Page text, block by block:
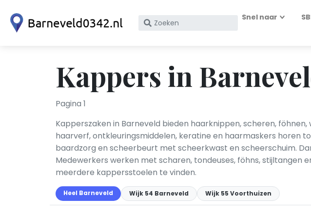
Zoek
KvK
nummer
Snel naar
Kappers in
Pagina 1
Kapperszaken in Barneveld bieden haarknippen, scheren,
haarverf, ontkleuringsmiddelen, keratine en haarmaskers horen
baardzorg en scheerbeurt met scheerkwast en scheerschuim.
Medewerkers werken met scharen, tondeuses, föhns, stijltangen
meerdere kappersstoelen te vinden.
Heel Barneveld Wijk 54 Barneveld Wijk 55 Voorthuizen